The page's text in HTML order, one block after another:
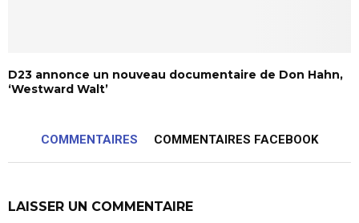
D23 annonce un nouveau documentaire de Don Hahn,
‘Westward Walt’
COMMENTAIRES COMMENTAIRES FACEBOOK
LAISSER UN COMMENTAIRE